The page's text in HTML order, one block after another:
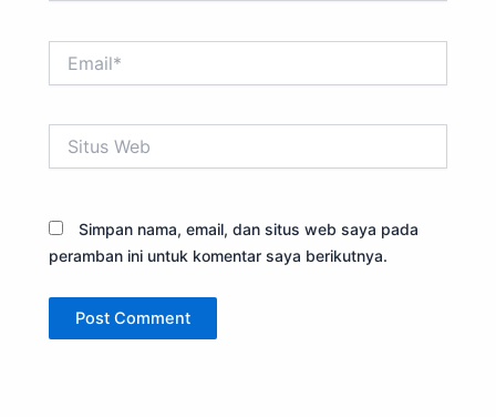
Web
Simpan nama, email, dan situs web saya pada
peramban ini untuk komentar saya berikutnya.